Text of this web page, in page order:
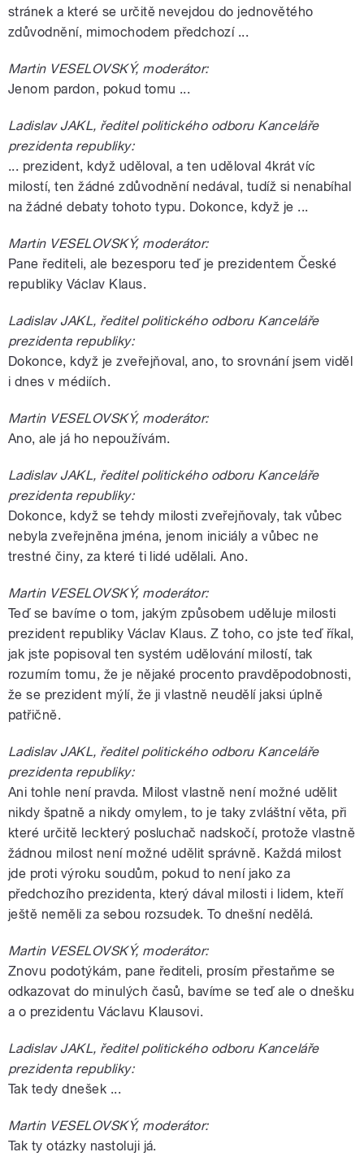
stránek a které se určitě nevejdou do jednovětého
zdůvodnění, mimochodem předchozí ...
Martin VESELOVSKÝ, moderátor:
Jenom pardon, pokud tomu ...
Ladislav JAKL, ředitel politického odboru Kanceláře
prezidenta republiky:
... prezident, když uděloval, a ten uděloval 4krát víc
milostí, ten žádné zdůvodnění nedával, tudíž si nenabíhal
na žádné debaty tohoto typu. Dokonce, když je ...
Martin VESELOVSKÝ, moderátor:
Pane řediteli, ale bezesporu teď je prezidentem České
republiky Václav Klaus.
Ladislav JAKL, ředitel politického odboru Kanceláře
prezidenta republiky:
Dokonce, když je zveřejňoval, ano, to srovnání jsem viděl
i dnes v médiích.
Martin VESELOVSKÝ, moderátor:
Ano, ale já ho nepoužívám.
Ladislav JAKL, ředitel politického odboru Kanceláře
prezidenta republiky:
Dokonce, když se tehdy milosti zveřejňovaly, tak vůbec
nebyla zveřejněna jména, jenom iniciály a vůbec ne
trestné činy, za které ti lidé udělali. Ano.
Martin VESELOVSKÝ, moderátor:
Teď se bavíme o tom, jakým způsobem uděluje milosti
prezident republiky Václav Klaus. Z toho, co jste teď říkal,
jak jste popisoval ten systém udělování milostí, tak
rozumím tomu, že je nějaké procento pravděpodobnosti,
že se prezident mýlí, že ji vlastně neudělí jaksi úplně
patřičně.
Ladislav JAKL, ředitel politického odboru Kanceláře
prezidenta republiky:
Ani tohle není pravda. Milost vlastně není možné udělit
nikdy špatně a nikdy omylem, to je taky zvláštní věta, při
které určitě leckterý posluchač nadskočí, protože vlastně
žádnou milost není možné udělit správně. Každá milost
jde proti výroku soudům, pokud to není jako za
předchozího prezidenta, který dával milosti i lidem, kteří
ještě neměli za sebou rozsudek. To dnešní nedělá.
Martin VESELOVSKÝ, moderátor:
Znovu podotýkám, pane řediteli, prosím přestaňme se
odkazovat do minulých časů, bavíme se teď ale o dnešku
a o prezidentu Václavu Klausovi.
Ladislav JAKL, ředitel politického odboru Kanceláře
prezidenta republiky:
Tak tedy dnešek ...
Martin VESELOVSKÝ, moderátor:
Tak ty otázky nastoluji já.